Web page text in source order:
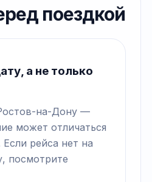
поездкой
а не только
на-Дону —
может отличаться
рейса нет на
посмотрите